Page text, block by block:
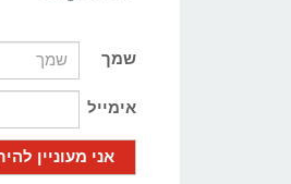
שמך
אימייל